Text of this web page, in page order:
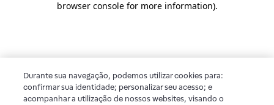
browser console for more information).
Durante sua navegação, podemos utilizar cookies para:
confirmar sua identidade; personalizar seu acesso; e
acompanhar a utilização de nossos websites, visando o